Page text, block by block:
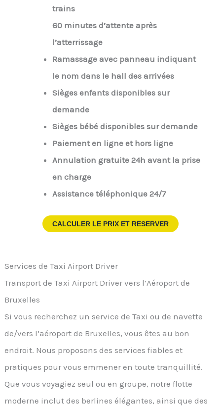
trains
60 minutes d’attente après
l’atterrissage
Ramassage avec panneau indiquant
le nom dans le hall des arrivées
Sièges enfants disponibles sur
demande
Sièges bébé disponibles sur demande
Paiement en ligne et hors ligne
Annulation gratuite 24h avant la prise
en charge
Assistance téléphonique 24/7
CALCULER LE PRIX ET RESERVER
Services de Taxi Airport Driver
Transport de Taxi Airport Driver vers l’Aéroport de
Bruxelles
Si vous recherchez un service de Taxi ou de navette
de/vers l’aéroport de Bruxelles, vous êtes au bon
endroit. Nous proposons des services fiables et
pratiques pour vous emmener en toute tranquillité.
Que vous voyagiez seul ou en groupe, notre flotte
moderne inclut des berlines élégantes, ainsi que des